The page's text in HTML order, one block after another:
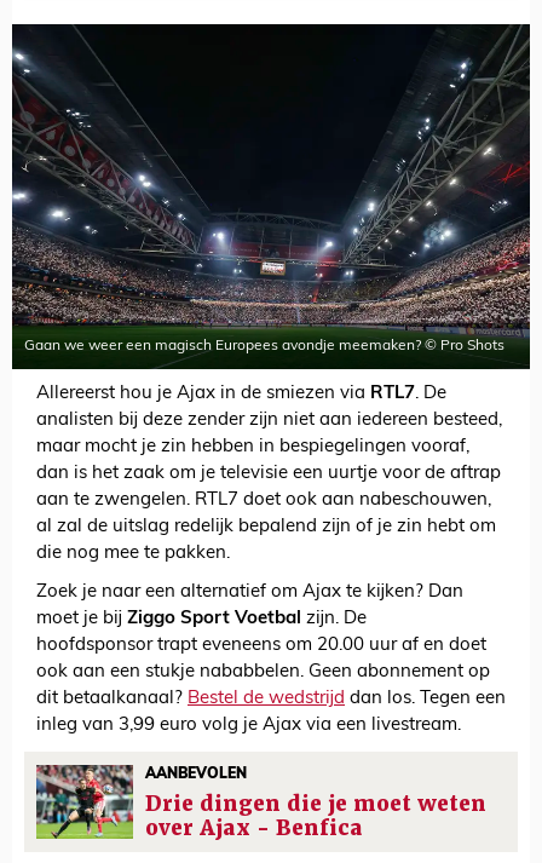
Gaan we weer een magisch Europees avondje meemaken? © Pro Shots
Allereerst hou je Ajax in de smiezen via RTL7. De
analisten bij deze zender zijn niet aan iedereen besteed,
maar mocht je zin hebben in bespiegelingen vooraf,
dan is het zaak om je televisie een uurtje voor de aftrap
aan te zwengelen. RTL7 doet ook aan nabeschouwen,
al zal de uitslag redelijk bepalend zijn of je zin hebt om
die nog mee te pakken.
Zoek je naar een alternatief om Ajax te kijken? Dan
moet je bij Ziggo Sport Voetbal zijn. De
hoofdsponsor trapt eveneens om 20.00 uur af en doet
ook aan een stukje nababbelen. Geen abonnement op
dit betaalkanaal? Bestel de wedstrijd dan los. Tegen een
inleg van 3,99 euro volg je Ajax via een livestream.
AANBEVOLEN
Drie dingen die je moet weten
over Ajax - Benfica